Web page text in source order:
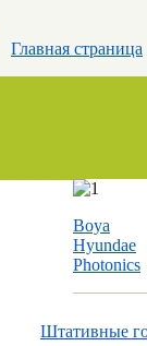
Главная страница
Boya
Hyundae
Photonics
Штативные